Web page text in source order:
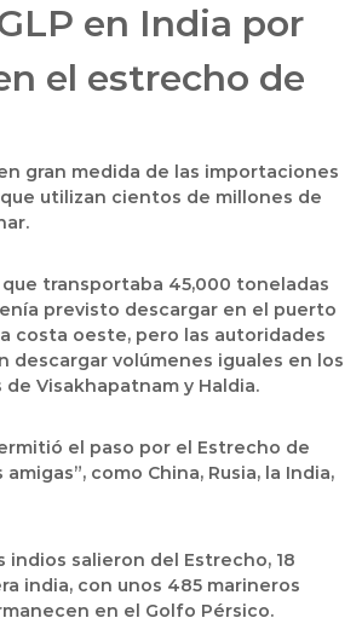
en India por
el estrecho de
gran medida de las importaciones
que utilizan cientos de millones de
que transportaba 45,000 toneladas
previsto descargar en el puerto
costa oeste, pero las autoridades
descargar volúmenes iguales en los
Visakhapatnam y Haldia.
el paso por el Estrecho de
como China, Rusia, la India,
indios salieron del Estrecho, 18
india, con unos 485 marineros
en el Golfo Pérsico.